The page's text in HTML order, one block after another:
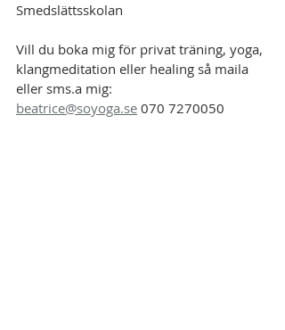
Smedslättsskolan
Vill du boka mig för privat träning, yoga,
klangmeditation eller healing så maila
eller sms.a mig:
beatrice@soyoga.se 070 7270050